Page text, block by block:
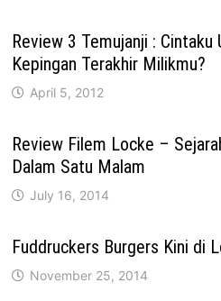
Review 3 Temujanji : Cintaku
Kepingan Terakhir Milikmu?
April 5, 2012
Review Filem Locke –
Dalam Satu Malam
July 16, 2014
Fuddruckers Burgers Kini di
November 25, 2014